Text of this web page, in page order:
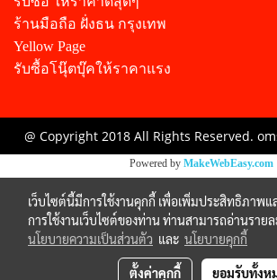
ร้านมือถือ ฝั่งธน กรุงเทพ
Yellow Page
รับซื้อโนุ๊ตบุ๊คให้ราคาแรง
@ Copyright 2018 All Rights Reserved.
Powered by MakeWebEasy.com
เว็บไซต์นี้มีการใช้งานคุกกี้ เพื่อเพิ่มประสิทธิภาพ
การใช้งานเว็บไซต์ของท่าน ท่านสามารถอ่านราย
นโยบายความเป็นส่วนตัว และ นโยบายคุกกี้
ตั้งค่าคุกกี้ ยอมรับทั้งห